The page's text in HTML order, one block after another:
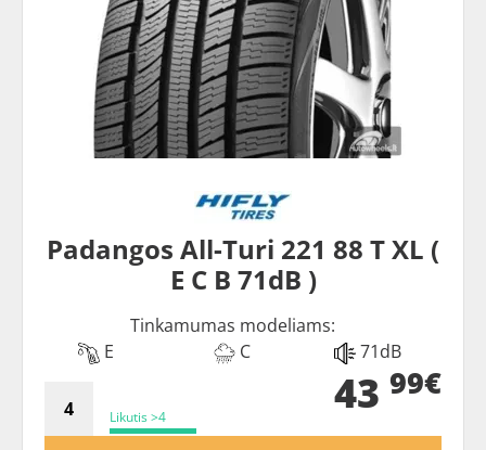
Padangos All-Turi 221 88 T XL (
E C B 71dB )
Tinkamumas modeliams:
E
C 71dB
Likutis >4 43 99€